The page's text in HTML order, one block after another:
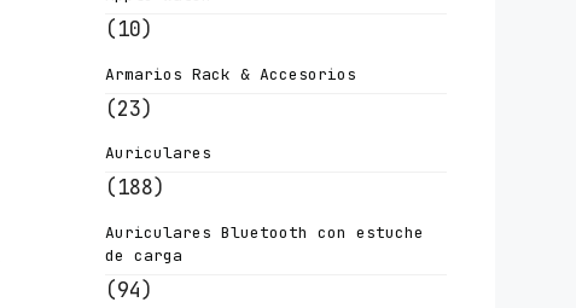
(10)
Armarios Rack & Accesorios
(23)
Auriculares
(188)
Auriculares Bluetooth con estuche
de carga
(94)